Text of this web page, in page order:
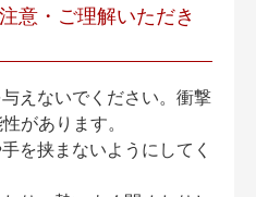
意・ご理解いただき
えないでください。衝撃
があります。
を挟まないようにしてく